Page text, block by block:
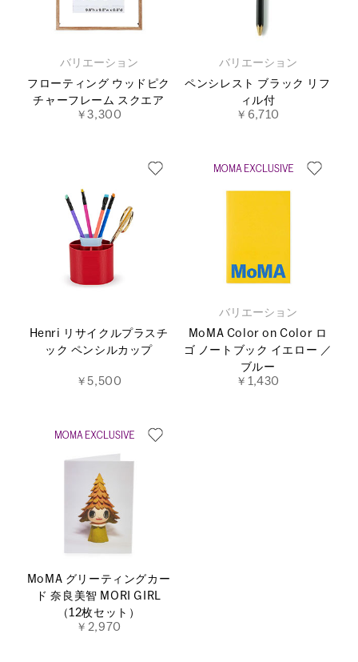
バリエーション
フローティング ウッドピク
チャーフレーム スクエア
￥3,300
バリエーション
ペンシレスト ブラック リフ
ィル付
￥6,710
Henri リサイクルプラスチ
ック ペンシルカップ
￥5,500
バリエーション
MoMA Color on Color ロ
ゴ ノートブック イエロー ／
ブルー
￥1,430
MoMA グリーティングカー
ド 奈良美智 MORI GIRL
（12枚セット）
￥2,970